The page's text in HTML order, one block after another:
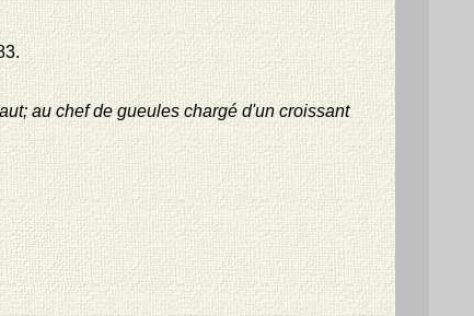
au chef de gueules chargé d'un croissant